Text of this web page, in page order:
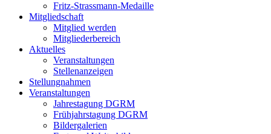
Fritz-Strassmann-Medaille
Mitgliedschaft
Mitglied werden
Mitgliederbereich
Aktuelles
Veranstaltungen
Stellenanzeigen
Stellungnahmen
Veranstaltungen
Jahrestagung DGRM
Frühjahrstagung DGRM
Bildergalerien